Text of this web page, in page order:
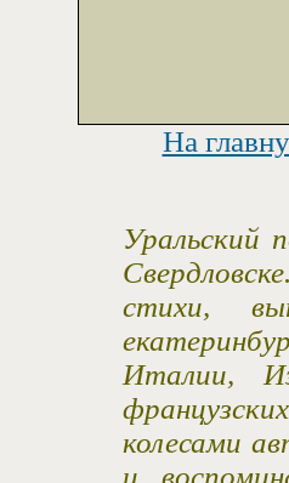
На
Уральский
стихи,
Италии,
колесами
и